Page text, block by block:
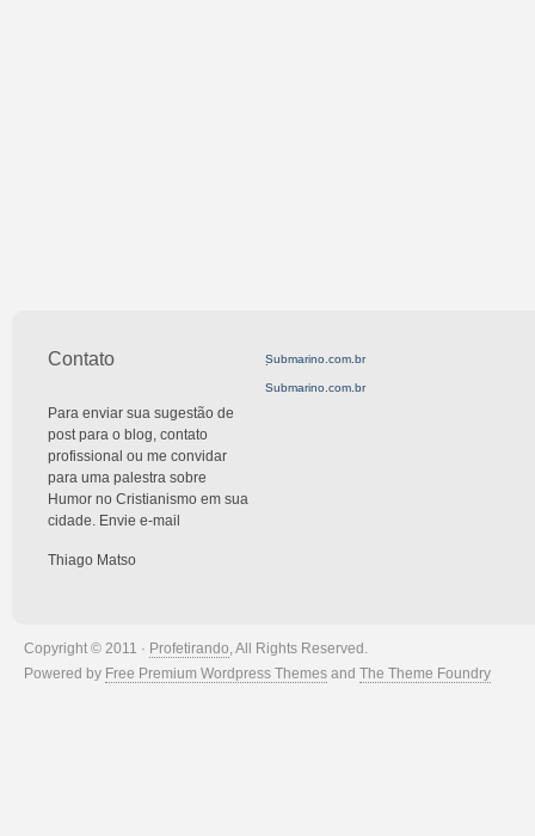
Contato
Para enviar sua sugestão de
post para o blog, contato
profissional ou me convidar
para uma palestra sobre
Humor no Cristianismo em sua
cidade. Envie e-mail
Thiago Matso
Submarino.com.br
.
Submarino.com.br
Copyright © 2011 · Profetirando, All Rights Reserved.
Powered by Free Premium Wordpress Themes and The Theme Foundry